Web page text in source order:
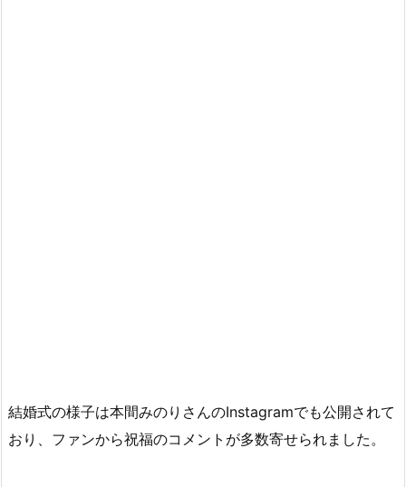
結婚式の様子は本間みのりさんのInstagramでも公開されて
おり、ファンから祝福のコメントが多数寄せられました。